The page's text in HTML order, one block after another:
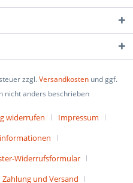
zzgl.Versandkosten und ggf.
nicht anders beschrieben
widerrufen
Impressum
Widerrufsformular
Zahlung und Versand